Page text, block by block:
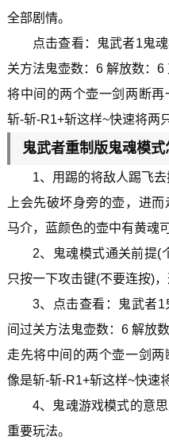
全部剧情。
点击查看：鬼武者1鬼
关方法鬼壶数：6 解放数：
将中间的两个壶一剑两断
斩-斩-R1+斩这样~快速将两
鬼武者重制版鬼魂模式
1、用踢的将敌人踢飞
上会先破坏身旁的壶，进
马介，蓝颜色的壶中有黄魂
2、鬼魂模式通关前提(
只按一下攻击键(不要连按)
3、点击查看：鬼武者
间过关方法鬼壶数：6 解放
走先将中间的两个壶一剑
像是斩-斩-R1+斩这样~快速
4、鬼魂游戏模式的意
重要玩法。